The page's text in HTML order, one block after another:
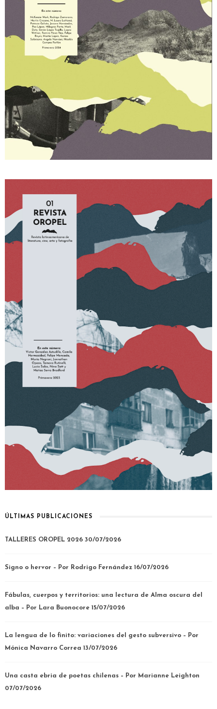
ÚLTIMAS PUBLICACIONES
TALLERES OROPEL 2026 30/07/2026
Signo o hervor – Por Rodrigo Fernández 16/07/2026
Fábulas, cuerpos y territorios: una lectura de Alma oscura del
alba – Por Lara Buonocore 15/07/2026
La lengua de lo finito: variaciones del gesto subversivo – Por
Mónica Navarro Correa 13/07/2026
Una casta ebria de poetas chilenas – Por Marianne Leighton
07/07/2026